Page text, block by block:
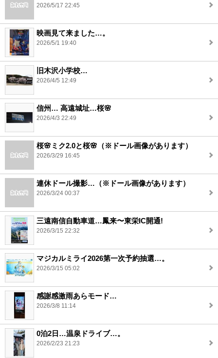
2026/5/17 22:45
映画見て来ました…。
2026/5/1 19:40
旧木沢小学校…
2026/4/5 12:49
信州… 高遠城址…桜🌸
2026/4/3 22:49
桜🌸ミク2.0と桜🌸（※ドール画像があります）
2026/3/29 16:45
連休ドール撮影…（※ドール画像があります）
2026/3/24 00:37
三遠南信自動車道…鳳来〜東栄IC開通!
2026/3/15 22:32
マジカルミライ2026第一次予約抽選…。
2026/3/15 05:02
感謝感激雨あらモード…
2026/3/8 11:14
0泊2日…温泉ドライブ…。
2026/2/23 21:23